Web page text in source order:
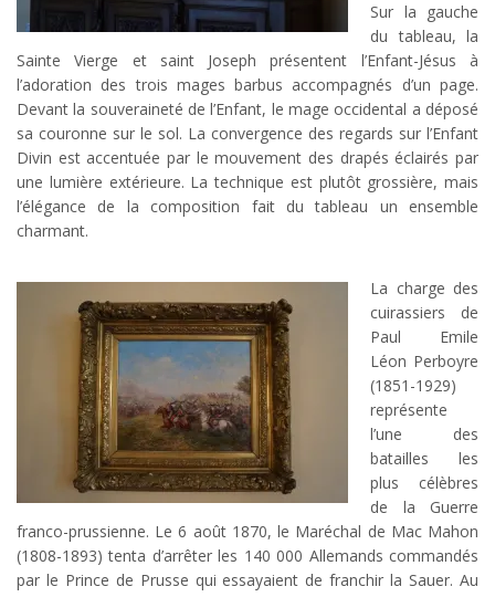
Sur la gauche
du tableau, la
Sainte Vierge et saint Joseph présentent l’Enfant-Jésus à
l’adoration des trois mages barbus accompagnés d’un page.
Devant la souveraineté de l’Enfant, le mage occidental a déposé
sa couronne sur le sol. La convergence des regards sur l’Enfant
Divin est accentuée par le mouvement des drapés éclairés par
une lumière extérieure. La technique est plutôt grossière, mais
l’élégance de la composition fait du tableau un ensemble
charmant.
La charge des
cuirassiers de
Paul Emile
Léon Perboyre
(1851-1929)
représente
l’une des
batailles les
plus célèbres
de la Guerre
franco-prussienne. Le 6 août 1870, le Maréchal de Mac Mahon
(1808-1893) tenta d’arrêter les 140 000 Allemands commandés
par le Prince de Prusse qui essayaient de franchir la Sauer. Au